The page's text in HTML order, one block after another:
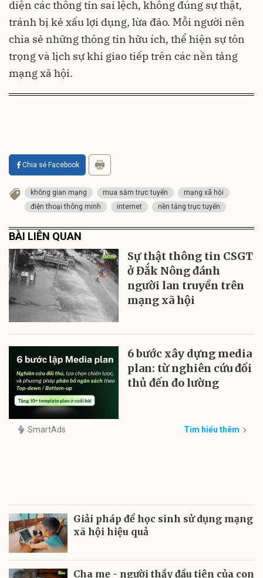
diện các thông tin sai lệch, không đúng sự thật,
tránh bị kẻ xấu lợi dụng, lừa đảo. Mỗi người nên
chia sẻ những thông tin hữu ích, thể hiện sự tôn
trọng và lịch sự khi giao tiếp trên các nền tảng
mạng xã hội.
Chia sẻ Facebook
không gian mạng mua sắm trực tuyến
mạng xã hội
điện thoại thông minh
internet nền tảng trực tuyến
BÀI LIÊN QUAN
Sự thật thông tin CSGT
ở Đắk Nông đánh
người lan truyền trên
mạng xã hội
6 bước xây dựng media
plan: từ nghiên cứu đối
thủ đến đo lường
SmartAds Tìm hiểu thêm
Giải pháp để học sinh sử dụng mạng
xã hội hiệu quả
Cha mẹ - người thầy đầu tiên của con